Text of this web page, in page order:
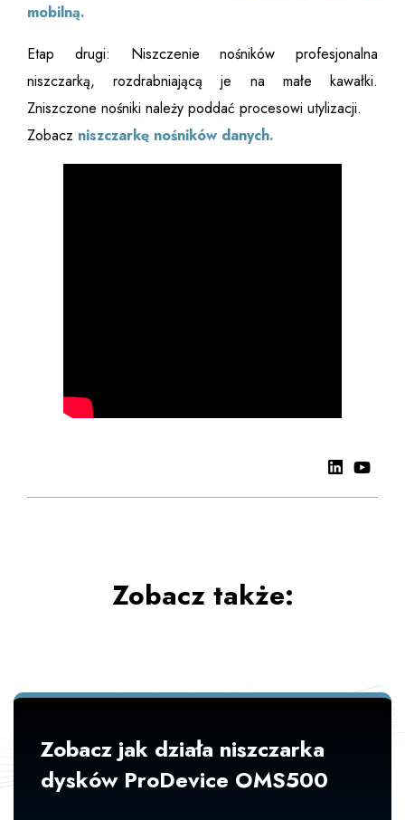
mobilną.
Etap drugi: Niszczenie nośników profesjonalna
niszczarką, rozdrabniającą je na małe kawałki.
Zniszczone nośniki należy poddać procesowi utylizacji.
Zobacz niszczarkę nośników danych.
Zobacz także:
Zobacz jak działa niszczarka
dysków ProDevice OMS500